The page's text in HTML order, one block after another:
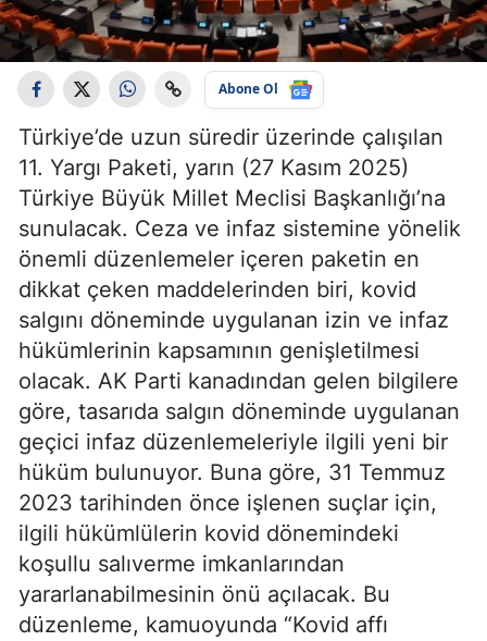
Abone Ol
Türkiye’de uzun süredir üzerinde çalışılan
11. Yargı Paketi, yarın (27 Kasım 2025)
Türkiye Büyük Millet Meclisi Başkanlığı’na
sunulacak. Ceza ve infaz sistemine yönelik
önemli düzenlemeler içeren paketin en
dikkat çeken maddelerinden biri, kovid
salgını döneminde uygulanan izin ve infaz
hükümlerinin kapsamının genişletilmesi
olacak. AK Parti kanadından gelen bilgilere
göre, tasarıda salgın döneminde uygulanan
geçici infaz düzenlemeleriyle ilgili yeni bir
hüküm bulunuyor. Buna göre, 31 Temmuz
2023 tarihinden önce işlenen suçlar için,
ilgili hükümlülerin kovid dönemindeki
koşullu salıverme imkanlarından
yararlanabilmesinin önü açılacak. Bu
düzenleme, kamuoyunda “Kovid affı